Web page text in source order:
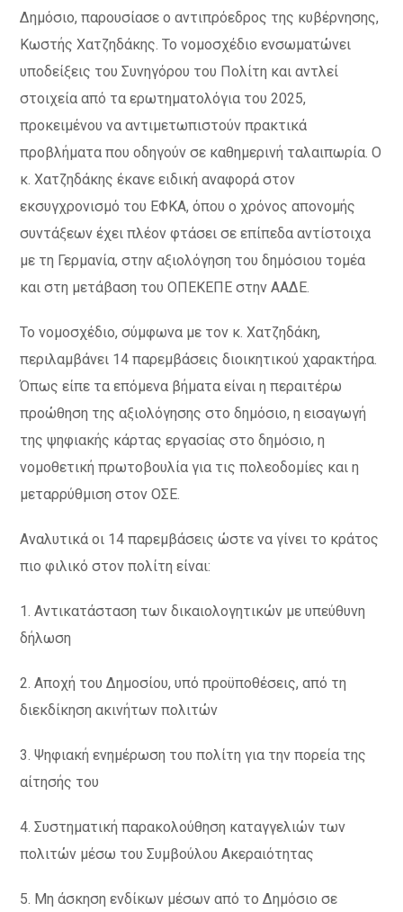
Δημόσιο, παρουσίασε ο αντιπρόεδρος της κυβέρνησης,
Κωστής Χατζηδάκης. Το νομοσχέδιο ενσωματώνει
υποδείξεις του Συνηγόρου του Πολίτη και αντλεί
στοιχεία από τα ερωτηματολόγια του 2025,
προκειμένου να αντιμετωπιστούν πρακτικά
προβλήματα που οδηγούν σε καθημερινή ταλαιπωρία. Ο
κ. Χατζηδάκης έκανε ειδική αναφορά στον
εκσυγχρονισμό του ΕΦΚΑ, όπου ο χρόνος απονομής
συντάξεων έχει πλέον φτάσει σε επίπεδα αντίστοιχα
με τη Γερμανία, στην αξιολόγηση του δημόσιου τομέα
και στη μετάβαση του ΟΠΕΚΕΠΕ στην ΑΑΔΕ.
Το νομοσχέδιο, σύμφωνα με τον κ. Χατζηδάκη,
περιλαμβάνει 14 παρεμβάσεις διοικητικού χαρακτήρα.
Όπως είπε τα επόμενα βήματα είναι η περαιτέρω
προώθηση της αξιολόγησης στο δημόσιο, η εισαγωγή
της ψηφιακής κάρτας εργασίας στο δημόσιο, η
νομοθετική πρωτοβουλία για τις πολεοδομίες και η
μεταρρύθμιση στον ΟΣΕ.
Αναλυτικά οι 14 παρεμβάσεις ώστε να γίνει το κράτος
πιο φιλικό στον πολίτη είναι:
1. Αντικατάσταση των δικαιολογητικών με υπεύθυνη
δήλωση
2. Αποχή του Δημοσίου, υπό προϋποθέσεις, από τη
διεκδίκηση ακινήτων πολιτών
3. Ψηφιακή ενημέρωση του πολίτη για την πορεία της
αίτησής του
4. Συστηματική παρακολούθηση καταγγελιών των
πολιτών μέσω του Συμβούλου Ακεραιότητας
5. Μη άσκηση ενδίκων μέσων από το Δημόσιο σε